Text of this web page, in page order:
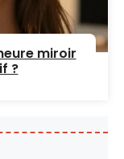
miroir
?